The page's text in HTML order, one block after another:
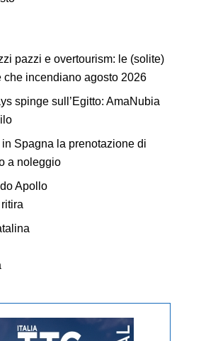
pazzi e overtourism: le (solite)
che incendiano agosto 2026
spinge sull’Egitto: AmaNubia
Spagna la prenotazione di
a noleggio
Apollo